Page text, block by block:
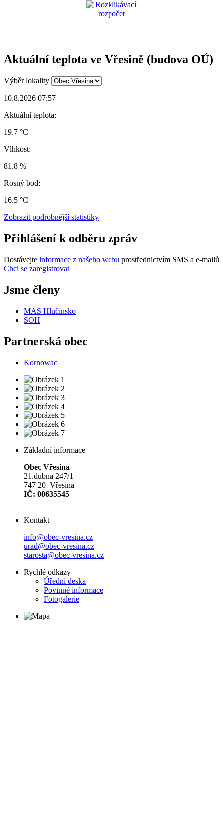
Aktuální teplota ve Vřesině (budova OÚ)
Výběr lokality
10.8.2026 07:57
Aktuální teplota:
19.7 °C
Vlhkost:
81.8 %
Rosný bod:
16.5 °C
Zobrazit podrobnější statistiky
Přihlášení k odběru zpráv
Dostávejte informace z našeho webu prostřednictvím SMS a e-mailů
Chci se zaregistrovat
Jsme členy
MAS Hlučínsko
SOH
Partnerská obec
Kornowac
Základní informace
Obec Vřesina
21.dubna 247/1
747 20 Vřesina
IČ: 00635545
Kontakt
info@obec-vresina.cz
urad@obec-vresina.cz
starosta@obec-vresina.cz
Rychlé odkazy
Úřední deska
Povinné informace
Fotogalerie